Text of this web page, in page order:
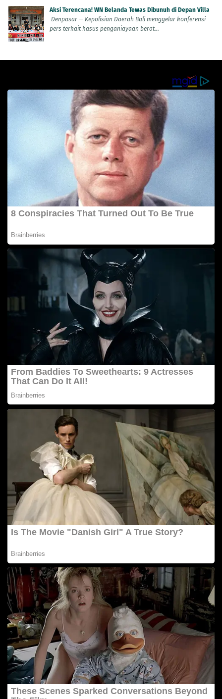
Aksi Terencana! WN Belanda Tewas Dibunuh di Depan Villa
Denpasar — Kepolisian Daerah Bali menggelar konferensi
pers terkait kasus penganiayaan berat...